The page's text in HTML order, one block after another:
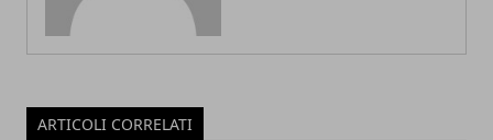
ARTICOLI CORRELATI